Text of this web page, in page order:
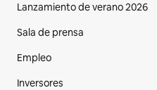
Lanzamiento de verano 2026
Sala de prensa
Empleo
Inversores